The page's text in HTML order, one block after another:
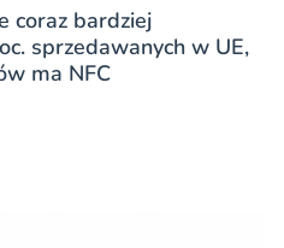
coraz bardziej
sprzedawanych w UE,
ma NFC